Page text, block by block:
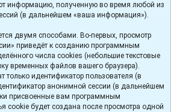
информацию, полученную во время любой из
(в дальнейшем «ваша информация»).
двумя способами. Во-первых, просмотр
приведёт к созданию программным
числа cookies (небольшие текстовые
временных файлов вашего браузера).
только идентификатор пользователя (в
анонимной сессии (в дальнейшем
присвоенные вам программным
cookie будет создана после просмотра одной